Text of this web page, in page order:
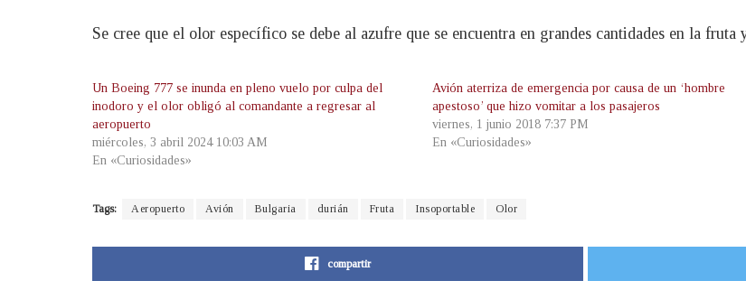
Se cree que el olor específico se debe al azufre que se encuentra en grandes cantidades en la
Un Boeing 777 se inunda en pleno vuelo por culpa del
inodoro y el olor obligó al comandante a regresar al
aeropuerto
miércoles, 3 abril 2024 10:03 AM
En «Curiosidades»
Avión aterriza de emergencia por causa de un ‘hombre
apestoso’ que hizo vomitar a los pasajeros
viernes, 1 junio 2018 7:37 PM
En «Curiosidades»
Tags: Aeropuerto Avión Bulgaria durián Fruta Insoportable Olor
compartir